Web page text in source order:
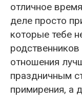
отличное
деле просто
которые тебе
отношения
праздничным
примирения, а